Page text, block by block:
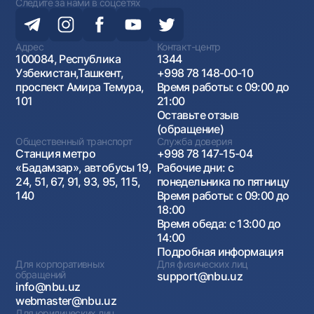
Следите за нами в соцсетях
Адрес
100084, Республика
Узбекистан,Ташкент,
проспект Амира Темура,
101
Контакт-центр
1344
+998 78 148-00-10
Время работы: с 09:00 до
21:00
Оставьте отзыв
(обращение)
Общественный транспорт
Станция метро
«Бадамзар», автобусы 19,
24, 51, 67, 91, 93, 95, 115,
140
Служба доверия
+998 78 147-15-04
Рабочие дни: с
понедельника по пятницу
Время работы: с 09:00 до
18:00
Время обеда: с 13:00 до
14:00
Подробная информация
Для корпоративных
обращений
info@nbu.uz
webmaster@nbu.uz
Для физических лиц
support@nbu.uz